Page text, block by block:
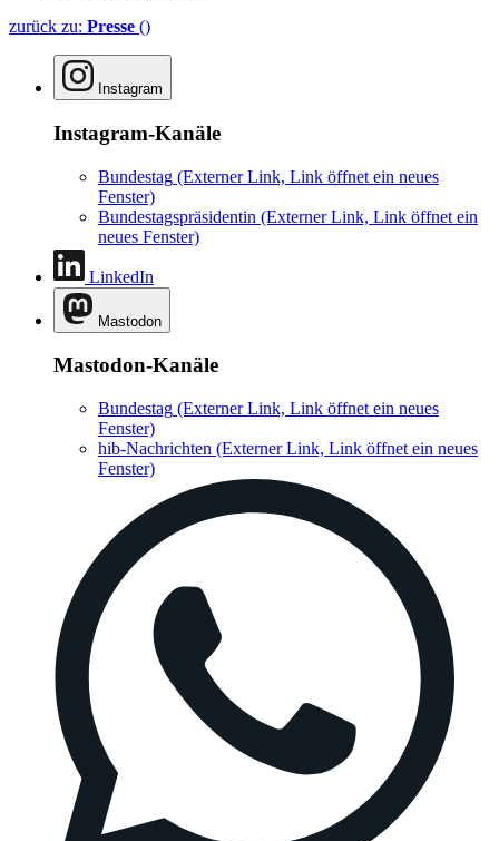
zurück zu: Presse ()
Instagram
Instagram-Kanäle
Bundestag (Externer Link, Link öffnet ein neues
Fenster)
Bundestagspräsidentin (Externer Link, Link öffnet ein
neues Fenster)
LinkedIn
Mastodon
Mastodon-Kanäle
Bundestag (Externer Link, Link öffnet ein neues
Fenster)
hib-Nachrichten (Externer Link, Link öffnet ein neues
Fenster)